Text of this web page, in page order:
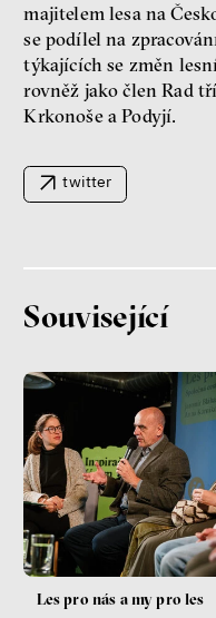
majitelem lesa na
se podílel na
týkajících se změn
rovněž jako člen Rad
Krkonoše a Podyjí.
twitter
Související
Les pro nás a my pro les